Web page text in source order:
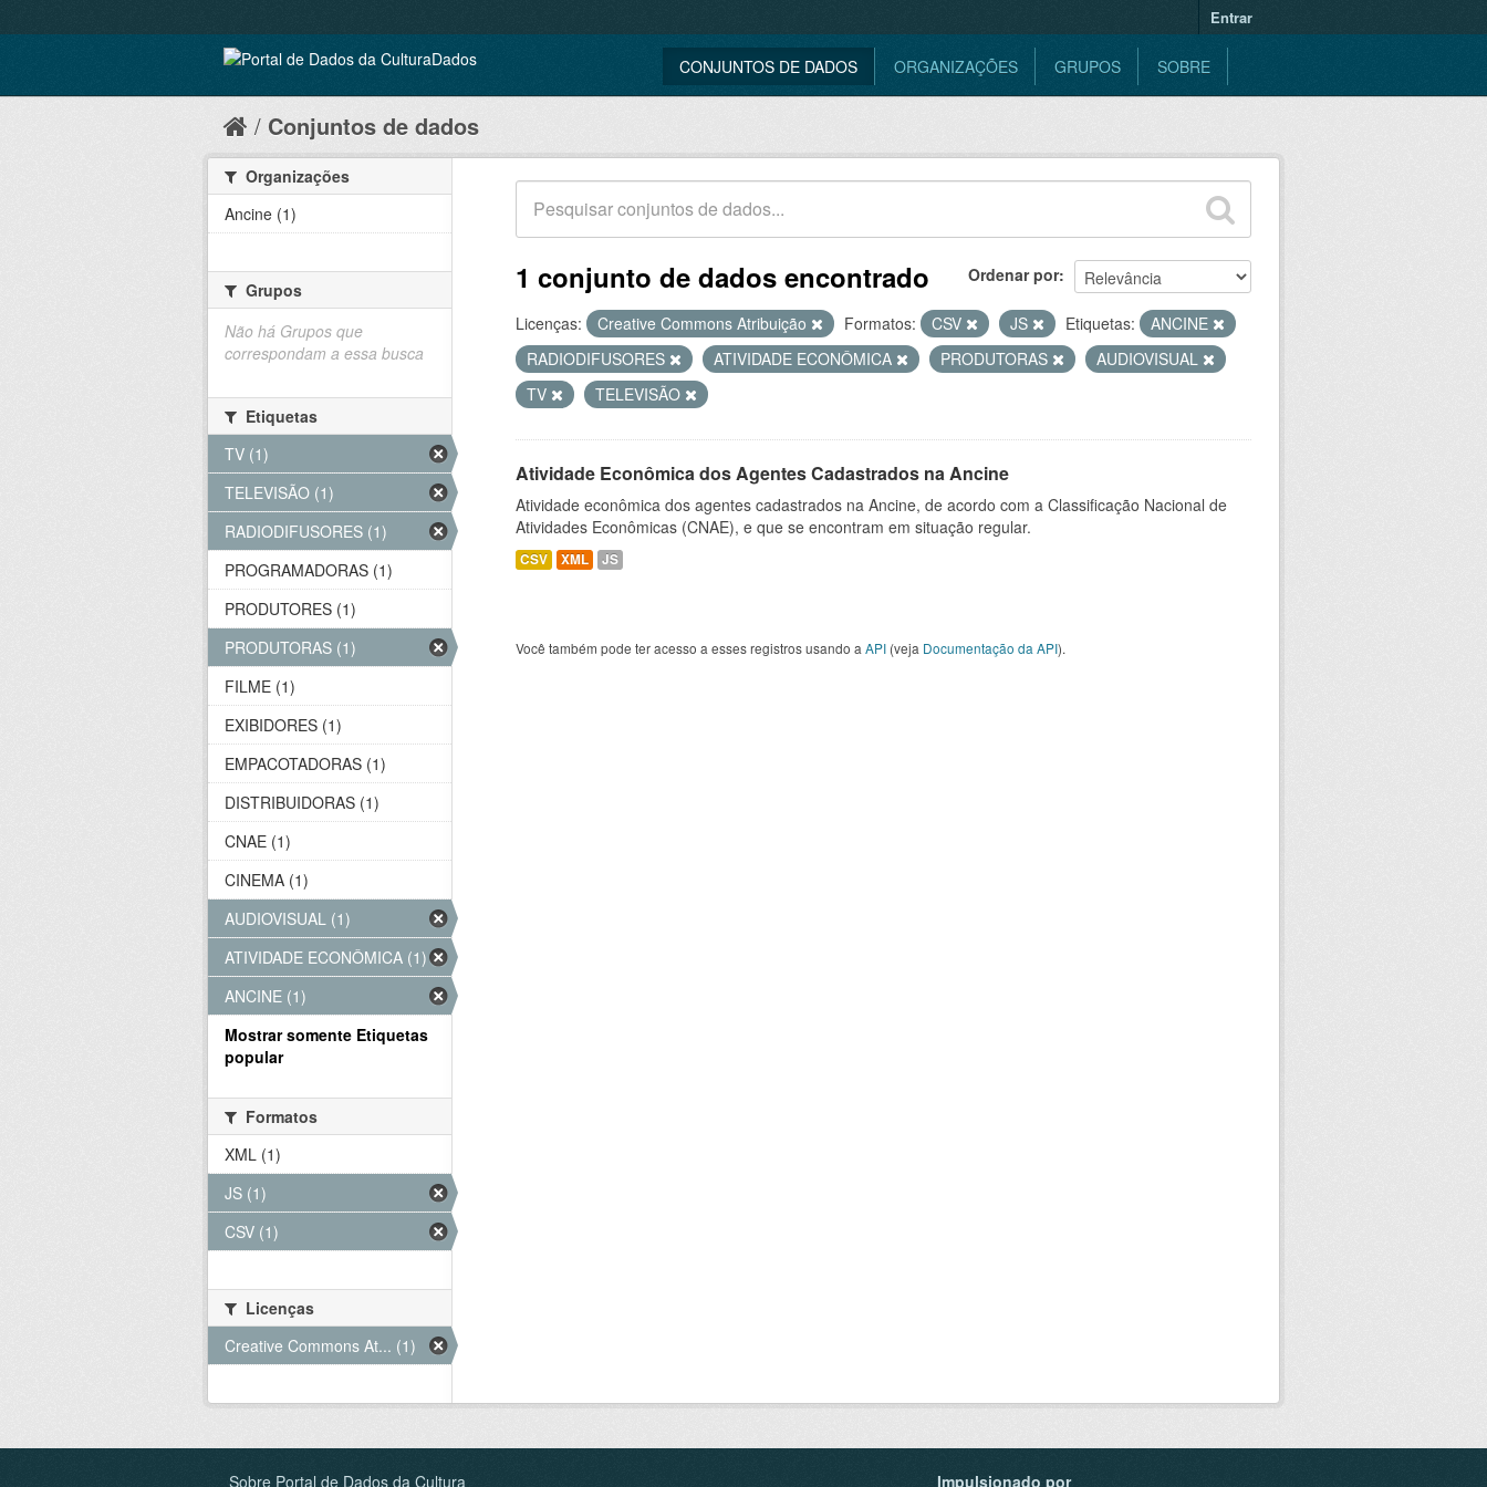
Entrar
CONJUNTOS DE DADOS ORGANIZAÇÕES GRUPOS SOBRE
Conjuntos de dados
Ordenar por
1 conjunto de dados encontrado
Licenças: Creative Commons Atribuição Formatos: CSV JS Etiquetas:
ANCINE
RADIODIFUSORES
ATIVIDADE ECONÔMICA PRODUTORAS
AUDIOVISUAL
TV
TELEVISÃO
Atividade Econômica dos Agentes Cadastrados na Ancine
Atividade econômica dos agentes cadastrados na Ancine, de acordo com a Classificação Nacional de
Atividades Econômicas (CNAE), e que se encontram em situação regular.
CSV XML JS
Você também pode ter acesso a esses registros usando a API (veja Documentação da API).
Organizações
Ancine (1)
Grupos
Não há Grupos que
correspondam a essa busca
Etiquetas
TV (1)
TELEVISÃO (1)
RADIODIFUSORES (1)
PROGRAMADORAS (1)
PRODUTORES (1)
PRODUTORAS (1)
FILME (1)
EXIBIDORES (1)
EMPACOTADORAS (1)
DISTRIBUIDORAS (1)
CNAE (1)
CINEMA (1)
AUDIOVISUAL (1)
ATIVIDADE ECONÔMICA (1)
ANCINE (1)
Mostrar somente Etiquetas
popular
Formatos
XML (1)
JS (1)
CSV (1)
Licenças
Creative Commons At... (1)
Sobre Portal de Dados da Cultura Impulsionado por